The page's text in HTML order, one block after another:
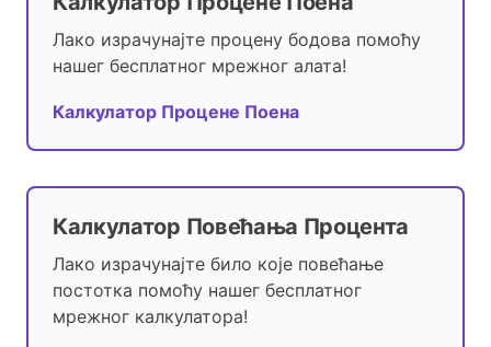
Лако израчунајте процену бодова помоћу
нашег бесплатног мрежног алата!
Калкулатор Процене Поена
Калкулатор Повећања Процента
Лако израчунајте било које повећање
постотка помоћу нашег бесплатног
мрежног калкулатора!